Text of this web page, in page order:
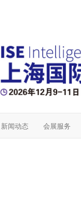
新闻动态 会展服务